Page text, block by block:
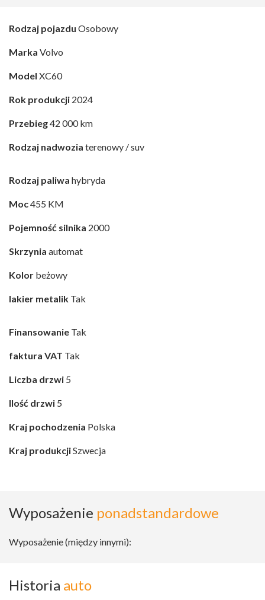
Rodzaj pojazdu Osobowy
Marka Volvo
Model XC60
Rok produkcji 2024
Przebieg42 000 km
Rodzaj nadwozia terenowy / suv
Rodzaj paliwa hybryda
Moc455 KM
Pojemność silnika 2000
Skrzynia automat
Kolor beżowy
lakier metalik Tak
Finansowanie Tak
faktura VAT Tak
Liczba drzwi 5
Ilość drzwi 5
Kraj pochodzenia Polska
Kraj produkcjiSzwecja
Wyposażenie ponadstandardowe
Wyposażenie (między innymi):
Historia auto